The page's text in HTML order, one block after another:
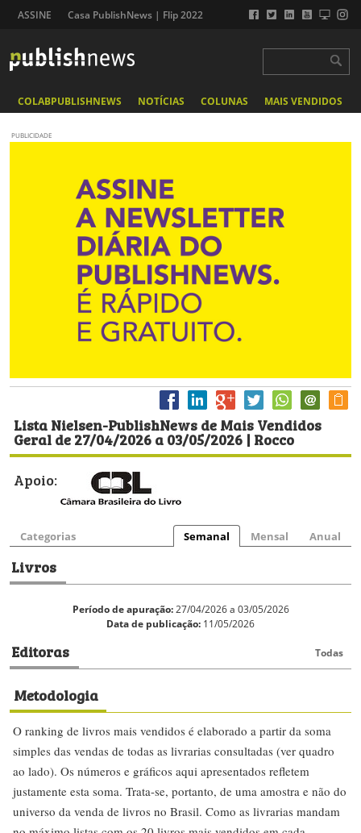
ASSINE Casa PublishNews | Flip 2022
COLABPUBLISHNEWS NOTÍCIAS COLUNAS MAIS VENDIDOS
PUBLICIDADE
Lista Nielsen-PublishNews de Mais Vendidos
Geral de 27/04/2026 a 03/05/2026 | Rocco
Apoio:
Categorias Semanal Mensal Anual
Livros
Período de apuração:27/04/2026 a 03/05/2026
Data de publicação: 11/05/2026
Editoras Todas
Metodologia
O ranking de livros mais vendidos é elaborado a partir da soma
simples das vendas de todas as livrarias consultadas (ver quadro
ao lado). Os números e gráficos aqui apresentados refletem
justamente esta soma. Trata-se, portanto, de uma amostra e não do
universo da venda de livros no Brasil. Como as livrarias mandam